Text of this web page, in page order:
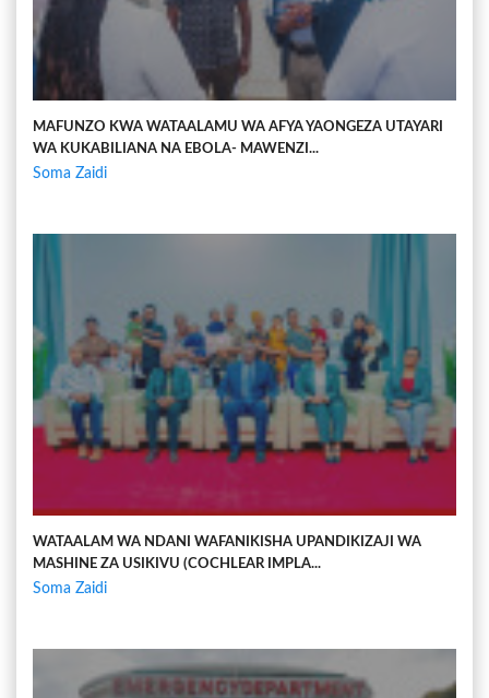
MAFUNZO KWA WATAALAMU WA AFYA YAONGEZA UTAYARI
WA KUKABILIANA NA EBOLA- MAWENZI...
Soma Zaidi
WATAALAM WA NDANI WAFANIKISHA UPANDIKIZAJI WA
MASHINE ZA USIKIVU (COCHLEAR IMPLA...
Soma Zaidi